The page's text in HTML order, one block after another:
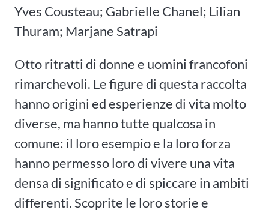
Yves Cousteau; Gabrielle Chanel; Lilian
Thuram; Marjane Satrapi
Otto ritratti di donne e uomini francofoni
rimarchevoli. Le figure di questa raccolta
hanno origini ed esperienze di vita molto
diverse, ma hanno tutte qualcosa in
comune: il loro esempio e la loro forza
hanno permesso loro di vivere una vita
densa di significato e di spiccare in ambiti
differenti. Scoprite le loro storie e